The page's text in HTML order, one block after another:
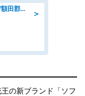
＞
介護職・ヘルパー/デイサービス/額田郡幸田町/JR東海道本線 幸田/愛知県
の新ブランド「ソフ